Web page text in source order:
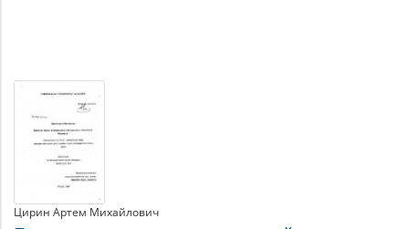
бытового
обслуживания
населения
Материалы
по
теме
Цирин Артем Михайлович